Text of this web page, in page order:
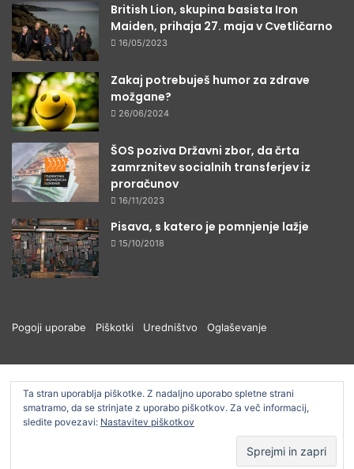
British Lion, skupina basista Iron
Maiden, prihaja 27. maja v Cvetličarno
16/05/2023
Zakaj potrebuješ humor za zdrave
možgane?
26/06/2024
ŠOS poziva Državni zbor, da črta
zamrznitev socialnih transferjev iz
proračunov
16/11/2023
Pisava, s katero je pomnjenje lažje
15/10/2018
Pogoji uporabe Piškotki Uredništvo Oglaševanje
© ŠOUM 2026, Vse pravice pridržane
Facebook
Ta stran uporablja piškotke. Z nadaljno uporabo spletne strani
smatramo, da se strinjate z uporabo piškotkov. Za več informacij,
sledite povezavi: Nastavitev piškotkov